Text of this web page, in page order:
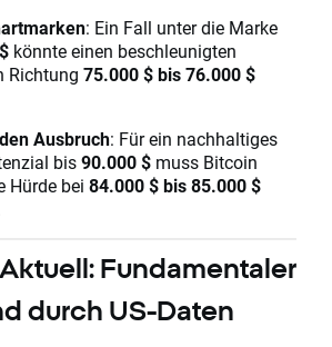
: Ein Fall unter die Marke
könnte einen beschleunigten
Richtung 75.000 $ bis 76.000 $
Ausbruch: Für ein nachhaltiges
bis90.000 $ muss Bitcoin
Hürde bei 84.000 $ bis 85.000 $
Fundamentaler
durch US-Daten